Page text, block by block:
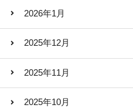
2026年1月
2025年12月
2025年11月
2025年10月